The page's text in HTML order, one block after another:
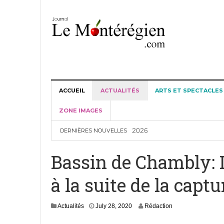
ACCUEIL ACTUALITÉS ARTS ET SPECTACLES
ZONE IMAGES
DERNIÈRES NOUVELLES 2026
Passage cyclopédestre
6, 2026
Fête estivale de
Bassin de
à la suite de la
Actualités July 28, 2020J
Rédaction